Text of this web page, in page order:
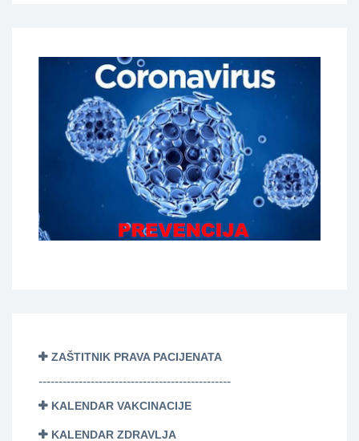
ZAŠTITNIK PRAVA PACIJENATA
------------------------------------------------
KALENDAR VAKCINACIJE
KALENDAR ZDRAVLJA